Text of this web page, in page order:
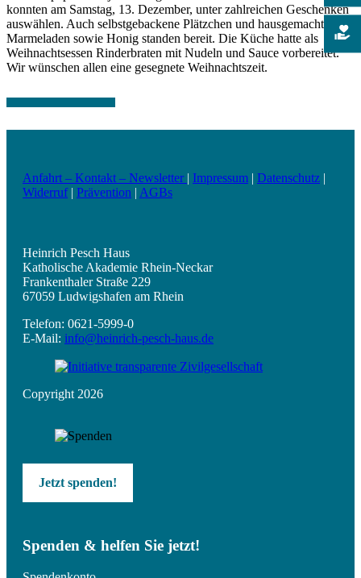
konnten am Samstag, 13. Dezember, unter zahlreichen Geschenken
auswählen. Auch selbstgebackene Plätzchen und hausgemachte
Marmeladen sowie Honig standen bereit. Die Küche hatte als
Weihnachtsessen Rinderbraten mit Nudeln und Sauce vorbereitet.
Wir wünschen allen eine gesegnete Weihnachtszeit.
Anfahrt – Kontakt – Newsletter | Impressum | Datenschutz |
Widerruf| Prävention | AGBs
Heinrich Pesch Haus
Katholische Akademie Rhein-Neckar
Frankenthaler Straße 229
67059 Ludwigshafen am Rhein
Telefon: 0621-5999-0
E-Mail: info@heinrich-pesch-haus.de
Copyright 2026
Jetzt spenden!
Spenden & helfen Sie jetzt!